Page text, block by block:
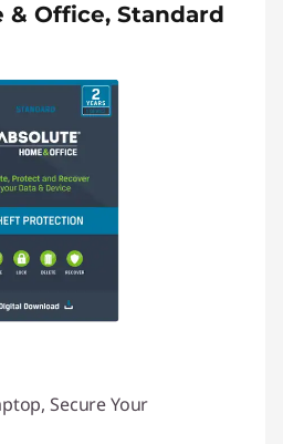
& Office, Standard
Secure Your